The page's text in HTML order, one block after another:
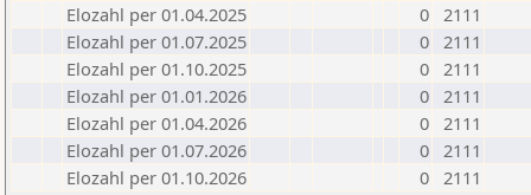
Elozahl per 01.04.2025
0 2111
Elozahl per 01.07.2025
0 2111
Elozahl per 01.10.2025
0 2111
Elozahl per 01.01.2026
0 2111
Elozahl per 01.04.2026
0 2111
Elozahl per 01.07.2026
0 2111
Elozahl per 01.10.2026
0 2111